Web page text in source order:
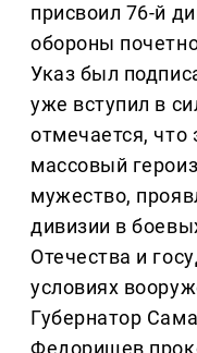
присвоил 76-й
обороны
Указ был
уже вступил в
отмечается, что
массовый
мужество,
дивизии в
Отечества и
условиях
Губернатор
Федорищев